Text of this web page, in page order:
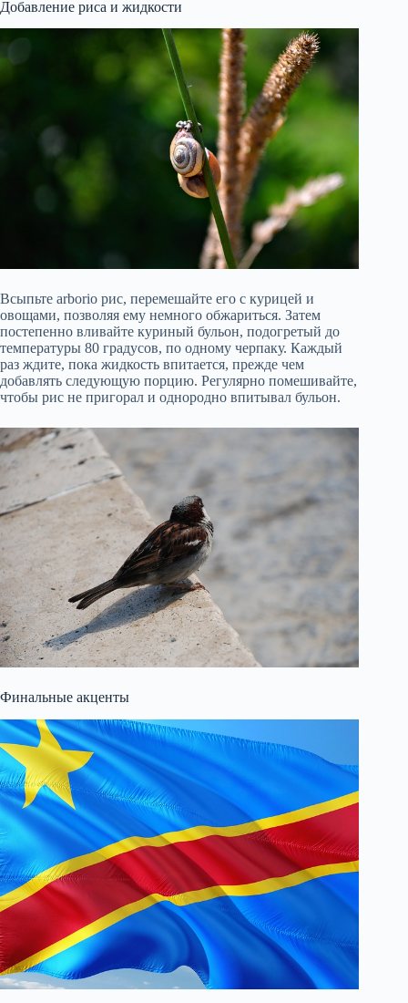
Добавление риса и жидкости
Всыпьте arborio рис, перемешайте его с курицей и
овощами, позволяя ему немного обжариться. Затем
постепенно вливайте куриный бульон, подогретый до
температуры 80 градусов, по одному черпаку. Каждый
раз ждите, пока жидкость впитается, прежде чем
добавлять следующую порцию. Регулярно помешивайте,
чтобы рис не пригорал и однородно впитывал бульон.
Финальные акценты